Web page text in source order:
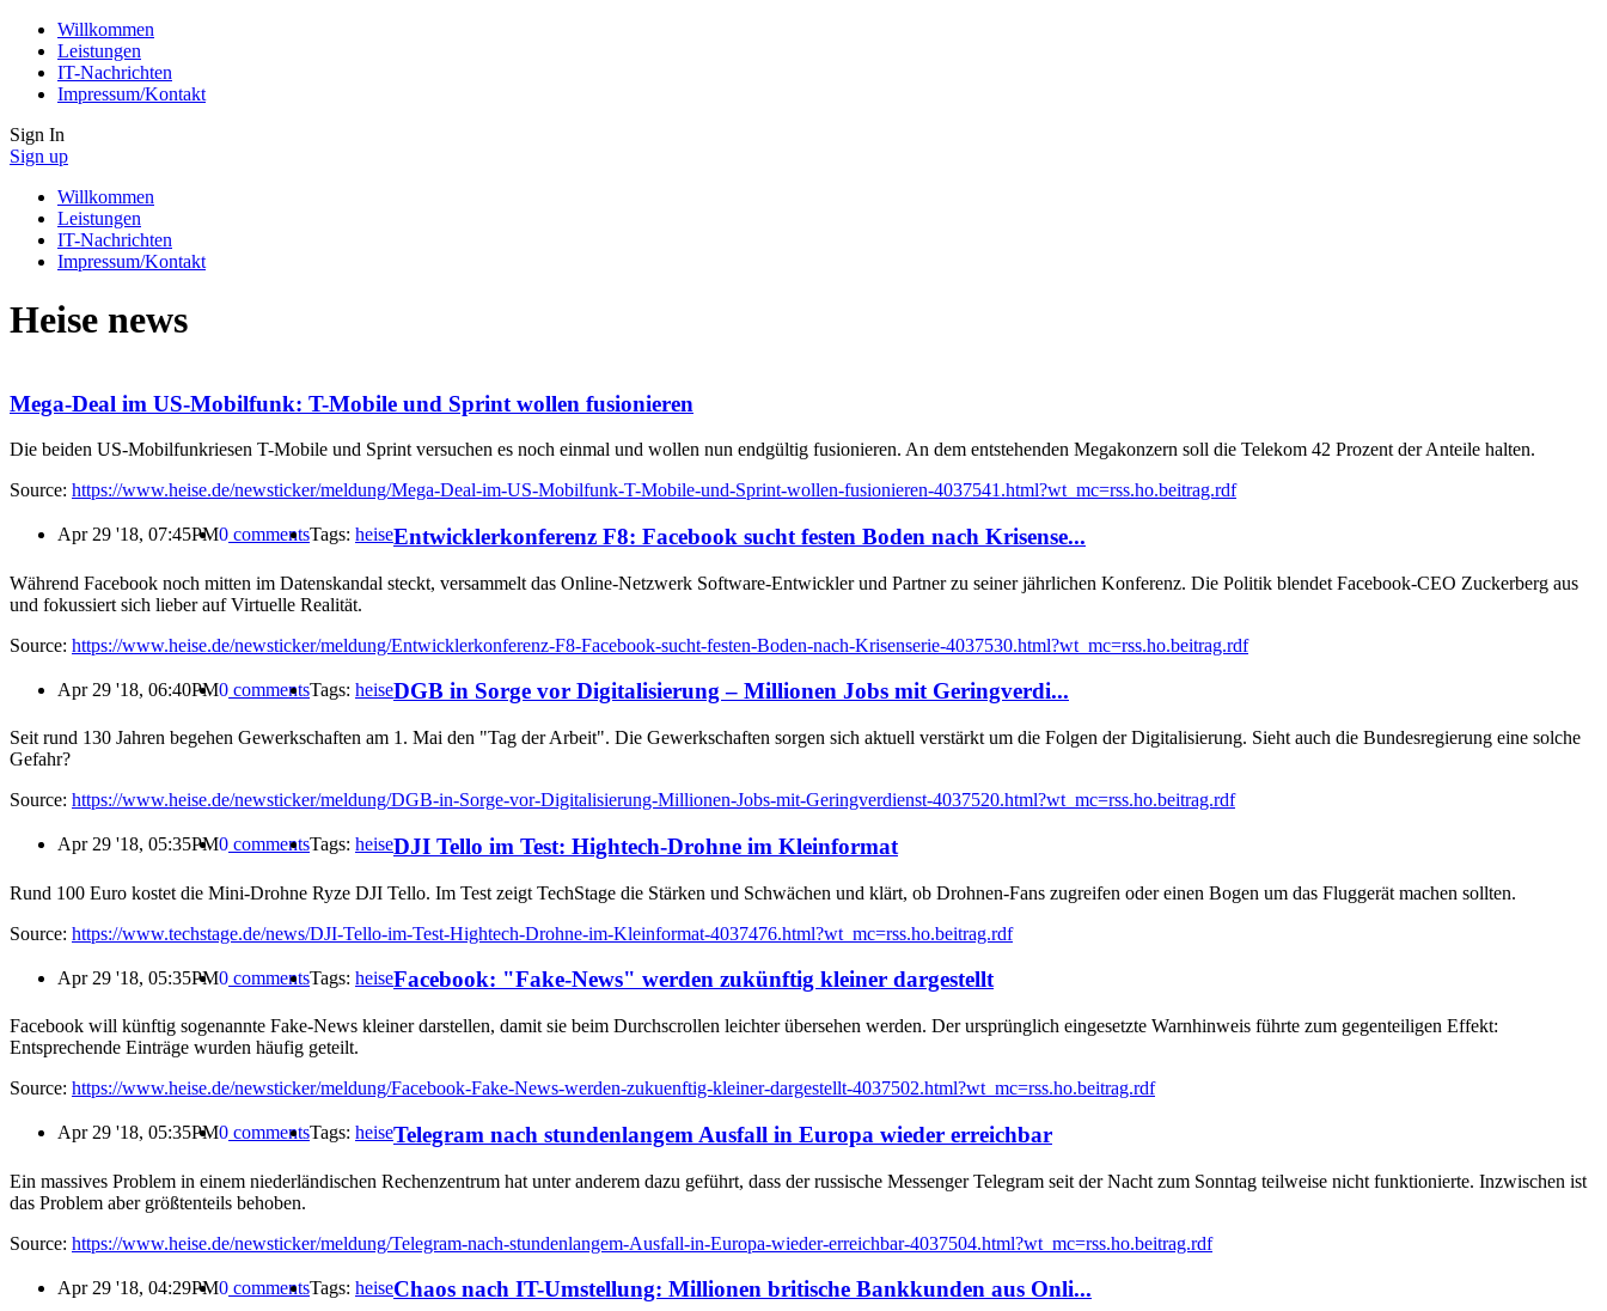
Willkommen
Leistungen
IT-Nachrichten
Impressum/Kontakt
Sign In
Sign up
Willkommen
Leistungen
IT-Nachrichten
Impressum/Kontakt
Heise news
Mega-Deal im US-Mobilfunk: T-Mobile und Sprint wollen fusionieren
Die beiden US-Mobilfunkriesen T-Mobile und Sprint versuchen es noch einmal und wollen nun endgültig fusionieren. An dem entstehenden Megakonzern soll die Telekom 42 Prozent der Anteile halten.
Source: https://www.heise.de/newsticker/meldung/Mega-Deal-im-US-Mobilfunk-T-Mobile-und-Sprint-wollen-fusionieren-4037541.html?wt_mc=rss.ho.beitrag.rdf
Apr 29 '18, 07:45PM0 commentsTags: heiseEntwicklerkonferenz F8: Facebook sucht festen Boden nach Krisense...
Während Facebook noch mitten im Datenskandal steckt, versammelt das Online-Netzwerk Software-Entwickler und Partner zu seiner jährlichen Konferenz. Die Politik blendet Facebook-CEO Zuckerberg aus
und fokussiert sich lieber auf Virtuelle Realität.
Source: https://www.heise.de/newsticker/meldung/Entwicklerkonferenz-F8-Facebook-sucht-festen-Boden-nach-Krisenserie-4037530.html?wt_mc=rss.ho.beitrag.rdf
Apr 29 '18, 06:40PM0 commentsTags: heiseDGB in Sorge vor Digitalisierung – Millionen Jobs mit Geringverdi...
Seit rund 130 Jahren begehen Gewerkschaften am 1. Mai den "Tag der Arbeit". Die Gewerkschaften sorgen sich aktuell verstärkt um die Folgen der Digitalisierung. Sieht auch die Bundesregierung eine solche
Gefahr?
Source: https://www.heise.de/newsticker/meldung/DGB-in-Sorge-vor-Digitalisierung-Millionen-Jobs-mit-Geringverdienst-4037520.html?wt_mc=rss.ho.beitrag.rdf
Apr 29 '18, 05:35PM0 commentsTags: heiseDJI Tello im Test: Hightech-Drohne im Kleinformat
Rund 100 Euro kostet die Mini-Drohne Ryze DJI Tello. Im Test zeigt TechStage die Stärken und Schwächen und klärt, ob Drohnen-Fans zugreifen oder einen Bogen um das Fluggerät machen sollten.
Source: https://www.techstage.de/news/DJI-Tello-im-Test-Hightech-Drohne-im-Kleinformat-4037476.html?wt_mc=rss.ho.beitrag.rdf
Apr 29 '18, 05:35PM0 commentsTags: heiseFacebook: "Fake-News" werden zukünftig kleiner dargestellt
Facebook will künftig sogenannte Fake-News kleiner darstellen, damit sie beim Durchscrollen leichter übersehen werden. Der ursprünglich eingesetzte Warnhinweis führte zum gegenteiligen Effekt:
Entsprechende Einträge wurden häufig geteilt.
Source: https://www.heise.de/newsticker/meldung/Facebook-Fake-News-werden-zukuenftig-kleiner-dargestellt-4037502.html?wt_mc=rss.ho.beitrag.rdf
Apr 29 '18, 05:35PM0 commentsTags: heiseTelegram nach stundenlangem Ausfall in Europa wieder erreichbar
Ein massives Problem in einem niederländischen Rechenzentrum hat unter anderem dazu geführt, dass der russische Messenger Telegram seit der Nacht zum Sonntag teilweise nicht funktionierte. Inzwischen ist
das Problem aber größtenteils behoben.
Source: https://www.heise.de/newsticker/meldung/Telegram-nach-stundenlangem-Ausfall-in-Europa-wieder-erreichbar-4037504.html?wt_mc=rss.ho.beitrag.rdf
Apr 29 '18, 04:29PM0 commentsTags: heiseChaos nach IT-Umstellung: Millionen britische Bankkunden aus Onli...